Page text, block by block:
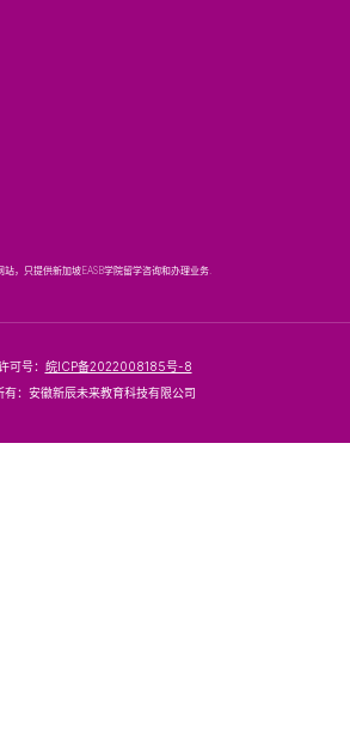
，只提供新加坡EASB学院留学咨询和办理业务.
可号： 皖ICP备2022008185号-8
有：安徽新辰未来教育科技有限公司